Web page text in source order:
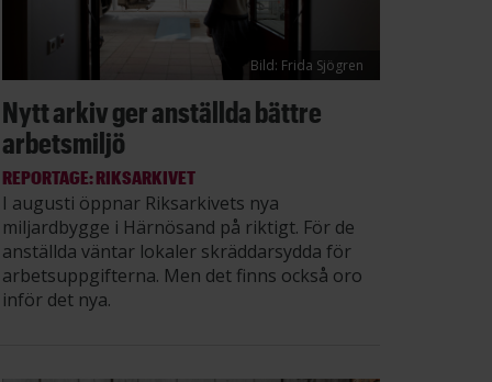
Bild: Frida Sjögren
Nytt arkiv ger anställda bättre
arbetsmiljö
REPORTAGE: RIKSARKIVET
I augusti öppnar Riksarkivets nya
miljardbygge i Härnösand på riktigt. För de
anställda väntar lokaler skräddarsydda för
arbetsuppgifterna. Men det finns också oro
inför det nya.